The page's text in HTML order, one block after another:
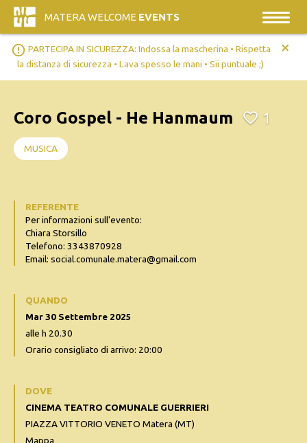
MATERA WELCOME EVENTS
error_outline PARTECIPA IN SICUREZZA: Indossa la mascherina • Rispetta
la distanza di sicurezza • Lava spesso le mani • Sii puntuale ;)
+
Coro Gospel - He Hanmaum 1
MUSICA
REFERENTE
Per informazioni sull'evento:
Chiara Storsillo
Telefono: 3343870928
Email: social.comunale.matera@gmail.com
QUANDO
Mar 30 Settembre 2025
alle h 20.30
Orario consigliato di arrivo: 20:00
DOVE
CINEMA TEATRO COMUNALE GUERRIERI
PIAZZA VITTORIO VENETO Matera (MT)
Mappa